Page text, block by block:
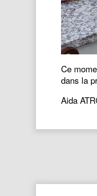
Ce
dans la
Aida